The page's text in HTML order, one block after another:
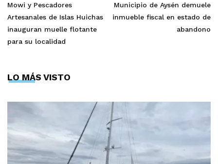
Mowi y Pescadores
Artesanales de Islas Huichas
inauguran muelle flotante
para su localidad
Municipio de Aysén demuele
inmueble fiscal en estado de
abandono
LO MÁS VISTO